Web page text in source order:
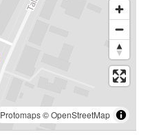
Protomaps©OpenStreetMap